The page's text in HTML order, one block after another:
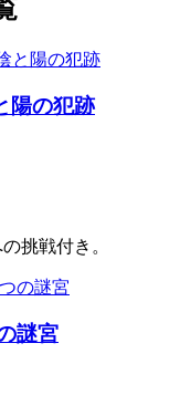
陽の犯跡
挑戦付き。
謎宮